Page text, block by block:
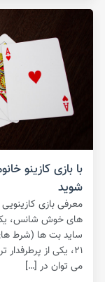
شوید
های خوش شانس، یک
ساید بت ها (شرط
۲۱، یکی از
می توان در […]